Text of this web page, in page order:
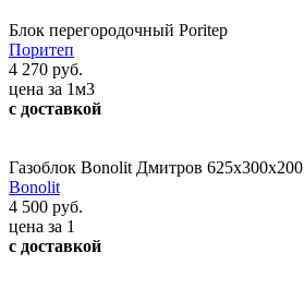
Блок перегородочный Poritep
Поритеп
4 270 руб.
цена за 1м3
с доставкой
Газоблок Bonolit Дмитров 625х300х200
Bonolit
4 500 руб.
цена за 1
с доставкой